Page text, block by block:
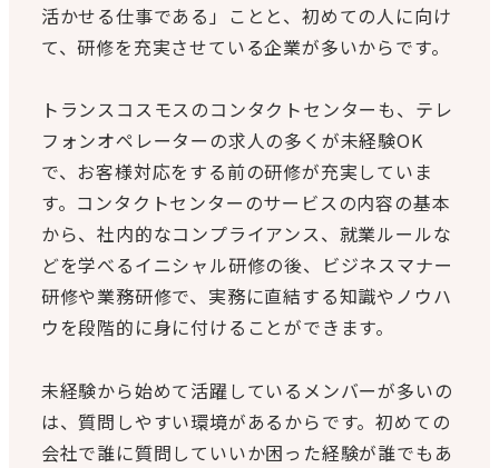
活かせる仕事である」ことと、初めての人に向け
て、研修を充実させている企業が多いからです。
トランスコスモスのコンタクトセンターも、テレ
フォンオペレーターの求人の多くが未経験OK
で、お客様対応をする前の研修が充実していま
す。コンタクトセンターのサービスの内容の基本
から、社内的なコンプライアンス、就業ルールな
どを学べるイニシャル研修の後、ビジネスマナー
研修や業務研修で、実務に直結する知識やノウハ
ウを段階的に身に付けることができます。
未経験から始めて活躍しているメンバーが多いの
は、質問しやすい環境があるからです。初めての
会社で誰に質問していいか困った経験が誰でもあ